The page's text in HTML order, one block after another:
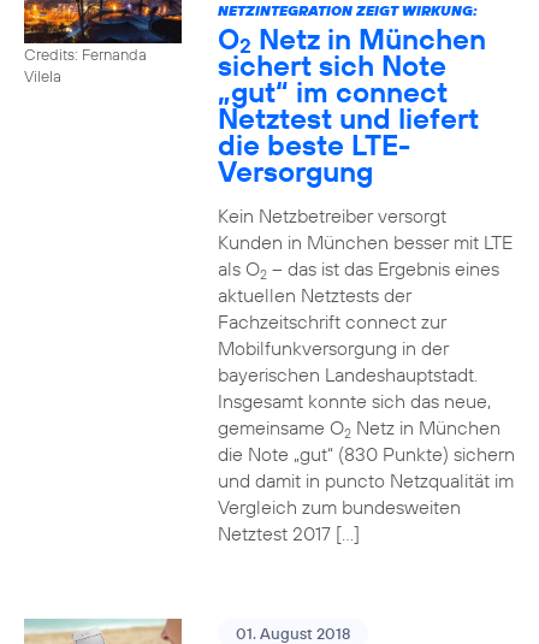
Credits: Fernanda
Vilela
NETZINTEGRATION ZEIGT WIRKUNG:
O2 Netz in München
sichert sich Note
„gut“ im connect
Netztest und liefert
die beste LTE-
Versorgung
Kein Netzbetreiber versorgt
Kunden in München besser mit LTE
als O2– das ist das Ergebnis eines
aktuellen Netztests der
Fachzeitschrift connect zur
Mobilfunkversorgung in der
bayerischen Landeshauptstadt.
Insgesamt konnte sich das neue,
gemeinsame O2Netz in München
die Note „gut“ (830 Punkte) sichern
und damit in puncto Netzqualität im
Vergleich zum bundesweiten
Netztest 2017 […]
01. August 2018